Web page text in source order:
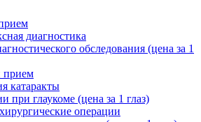
диагностика
обследования (цена за 1
прием
катаракты
при глаукоме (цена за 1 глаз)
операции